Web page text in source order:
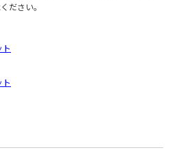
ださい。